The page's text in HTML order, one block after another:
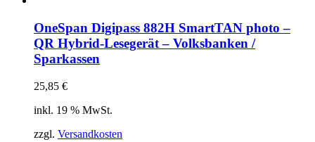
OneSpan Digipass 882H SmartTAN photo –
QR Hybrid-Lesegerät – Volksbanken /
Sparkassen
25,85 €
inkl. 19 % MwSt.
zzgl. Versandkosten